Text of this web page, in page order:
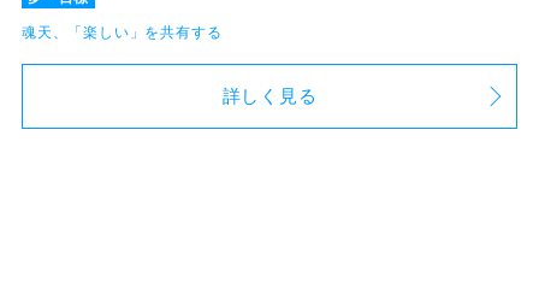
魂天、「楽しい」を共有する
詳しく見る